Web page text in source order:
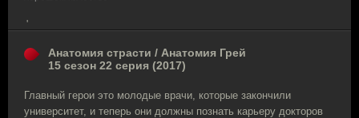
'
Анатомия страсти / Анатомия Грей
15 сезон 22 серия (2017)
Главный герои это молодые врачи, которые закончили
университет, и теперь они должны познать карьеру докторов